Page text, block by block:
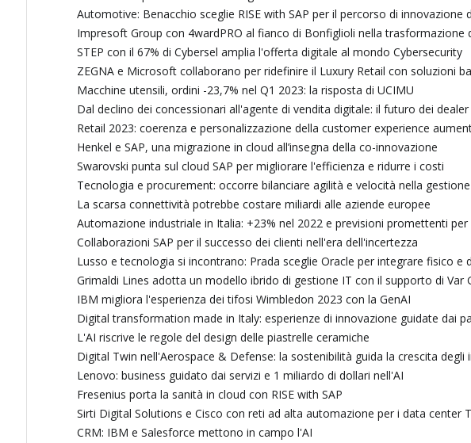
Automotive: Benacchio sceglie RISE with SAP per il percorso di innovazione
Impresoft Group con 4wardPRO al fianco di Bonfiglioli nella trasformazione
STEP con il 67% di Cybersel amplia l'offerta digitale al mondo Cybersecurity
ZEGNA e Microsoft collaborano per ridefinire il Luxury Retail con soluzioni
Macchine utensili, ordini -23,7% nel Q1 2023: la risposta di UCIMU
Dal declino dei concessionari all'agente di vendita digitale: il futuro dei
Retail 2023: coerenza e personalizzazione della customer experience
Henkel e SAP, una migrazione in cloud all’insegna della co-innovazione
Swarovski punta sul cloud SAP per migliorare l'efficienza e ridurre i costi
Tecnologia e procurement: occorre bilanciare agilità e velocità nella
La scarsa connettività potrebbe costare miliardi alle aziende europee
Automazione industriale in Italia: +23% nel 2022 e previsioni promettenti per
Collaborazioni SAP per il successo dei clienti nell'era dell'incertezza
Lusso e tecnologia si incontrano: Prada sceglie Oracle per integrare fisico e
Grimaldi Lines adotta un modello ibrido di gestione IT con il supporto di Var
IBM migliora l'esperienza dei tifosi Wimbledon 2023 con la GenAI
Digital transformation made in Italy: esperienze di innovazione guidate dai
L'AI riscrive le regole del design delle piastrelle ceramiche
Digital Twin nell'Aerospace & Defense: la sostenibilità guida la crescita degli
Lenovo: business guidato dai servizi e 1 miliardo di dollari nell'AI
Fresenius porta la sanità in cloud con RISE with SAP
Sirti Digital Solutions e Cisco con reti ad alta automazione per i data center
CRM: IBM e Salesforce mettono in campo l'AI